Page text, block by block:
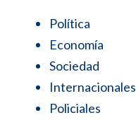
Política
Economía
Sociedad
Internacionales
Policiales